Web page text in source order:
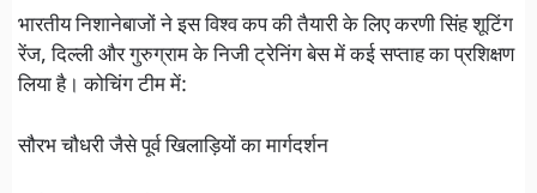
भारतीय निशानेबाजों ने इस विश्व कप की तैयारी के लिए करणी सिंह शूटिंग
रेंज, दिल्ली और गुरुग्राम के निजी ट्रेनिंग बेस में कई सप्ताह का प्रशिक्षण
लिया है। कोचिंग टीम में:
सौरभ चौधरी जैसे पूर्व खिलाड़ियों का मार्गदर्शन